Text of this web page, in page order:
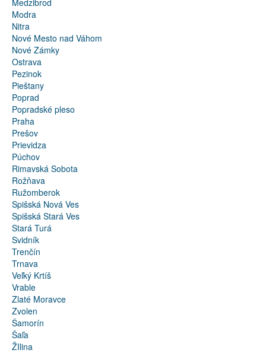
Medzibrod
Modra
Nitra
Nové Mesto nad Váhom
Nové Zámky
Ostrava
Pezinok
Pieštany
Poprad
Popradské pleso
Praha
Prešov
Prievidza
Púchov
Rimavská Sobota
Rožňava
Ružomberok
Spišská Nová Ves
Spišská Stará Ves
Stará Turá
Svidník
Trenčín
Trnava
Veľký Krtíš
Vrable
Zlaté Moravce
Zvolen
Šamorín
Šaľa
ŽIlina